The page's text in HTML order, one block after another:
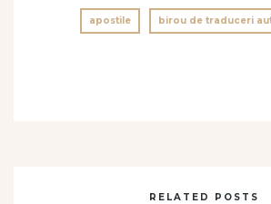
apostile birou de traduceri
RELATED POSTS